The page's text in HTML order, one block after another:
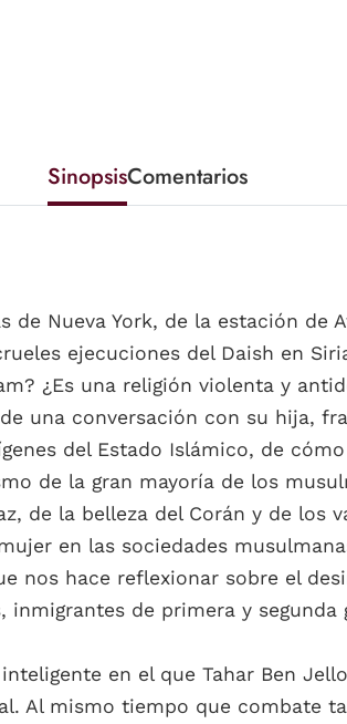
SinopsisComentarios
de Nueva York, de la estación de
ejecuciones del Daish en
¿Es una religión violenta y
una conversación con su hija,
del Estado Islámico, de
de la gran mayoría de los
de la belleza del Corán y de los
en las sociedades
nos hace reflexionar sobre el
de primera y
en el que Tahar Ben
Al mismo tiempo que combate